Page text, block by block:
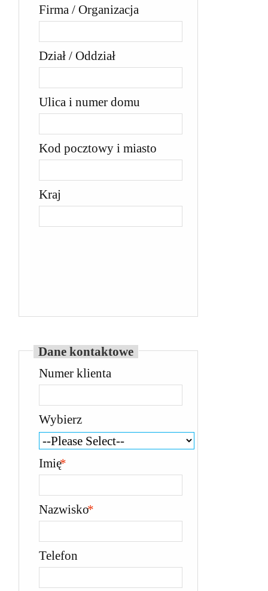
Firma / Organizacja
Dział / Oddział
Ulica i numer domu
Kod pocztowy i miasto
Kraj
Dane kontaktowe
Numer klienta
Wybierz
*
Imię
*
Nazwisko
Telefon